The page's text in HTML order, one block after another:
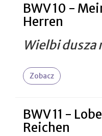
BWV 10 -
Herren
Wielbi dusza
Zobacz
BWV 11 -
Reichen